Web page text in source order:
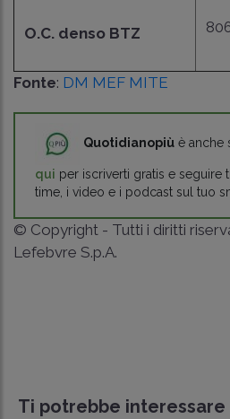
O.C. denso BTZ
Fonte: DM MEF MITE
Quotidianopiù è anche
qui per iscriverti gratis e seguire
time, i video e i podcast sul tuo
© Copyright - Tutti i diritti
Lefebvre S.p.A.
Ti potrebbe interessare